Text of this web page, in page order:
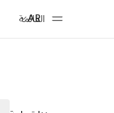
القائمة
AR